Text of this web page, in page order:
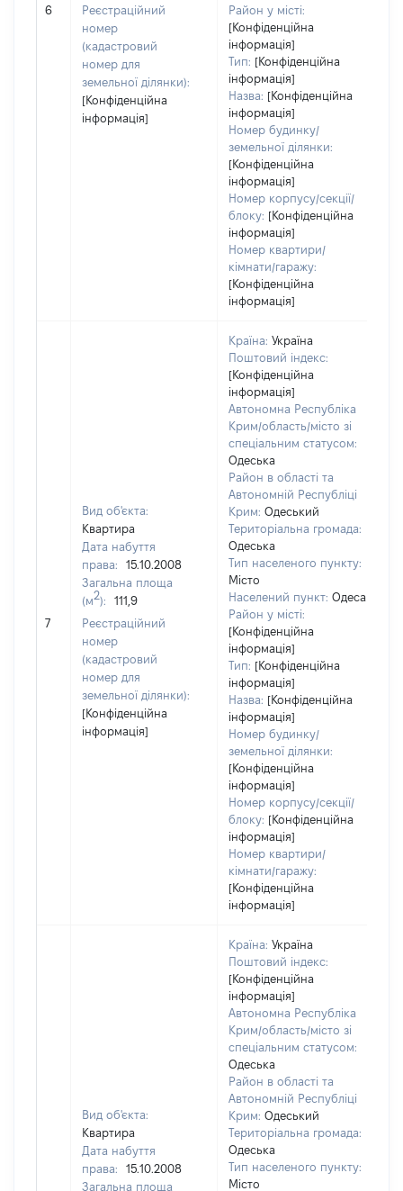
6
Реєстраційний
номер
(кадастровий
номер для
земельної ділянки):
[Конфіденційна
інформація]
Район у місті:
[Конфіденційна
інформація]
Тип: [Конфіденційна
інформація]
Назва: [Конфіденційна
інформація]
Номер будинку/
земельної ділянки:
[Конфіденційна
інформація]
Номер корпусу/секції/
блоку: [Конфіденційна
інформація]
Номер квартири/
кімнати/гаражу:
[Конфіденційна
інформація]
7
Вид об'єкта:
Квартира
Дата набуття
права:
15.10.2008
Загальна площа
(м2):
111,9
Реєстраційний
номер
(кадастровий
номер для
земельної ділянки):
[Конфіденційна
інформація]
Країна: Україна
Поштовий індекс:
[Конфіденційна
інформація]
Автономна Республіка
Крим/область/місто зі
спеціальним статусом:
Одеська
Район в області та
Автономній Республіці
Крим: Одеський
Територіальна громада:
Одеська
Тип населеного пункту:
Місто
Населений пункт: Одеса
Район у місті:
[Конфіденційна
інформація]
Тип: [Конфіденційна
інформація]
Назва: [Конфіденційна
інформація]
Номер будинку/
земельної ділянки:
[Конфіденційна
інформація]
Номер корпусу/секції/
блоку: [Конфіденційна
інформація]
Номер квартири/
кімнати/гаражу:
[Конфіденційна
інформація]
Вид об'єкта:
Квартира
Дата набуття
права:
15.10.2008
Загальна площа
Країна: Україна
Поштовий індекс:
[Конфіденційна
інформація]
Автономна Республіка
Крим/область/місто зі
спеціальним статусом:
Одеська
Район в області та
Автономній Республіці
Крим: Одеський
Територіальна громада:
Одеська
Тип населеного пункту:
Місто